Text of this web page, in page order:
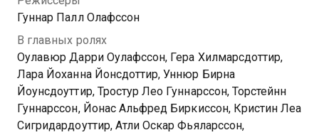
Гуннар Палл Олафссон
В главных ролях
Оулавюр Дарри Оулафссон, Гера Хилмарсдоттир,
Лара Йоханна Йонсдоттир, Уннюр Бирна
Йоунсдоуттир, Тростур Лео Гуннарссон, Торстейнн
Гуннарссон, Йонас Альфред Биркиссон, Кристин Леа
Сигридардоуттир, Атли Оскар Фьяларссон,